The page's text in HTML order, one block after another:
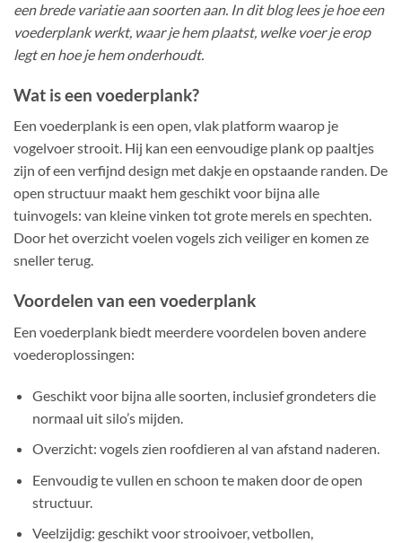
een brede variatie aan soorten aan. In dit blog lees je hoe een
voederplank werkt, waar je hem plaatst, welke voer je erop
legt en hoe je hem onderhoudt.
Wat is een voederplank?
Een voederplank is een open, vlak platform waarop je
vogelvoer strooit. Hij kan een eenvoudige plank op paaltjes
zijn of een verfijnd design met dakje en opstaande randen. De
open structuur maakt hem geschikt voor bijna alle
tuinvogels: van kleine vinken tot grote merels en spechten.
Door het overzicht voelen vogels zich veiliger en komen ze
sneller terug.
Voordelen van een voederplank
Een voederplank biedt meerdere voordelen boven andere
voederoplossingen:
Geschikt voor bijna alle soorten, inclusief grondeters die
normaal uit silo’s mijden.
Overzicht: vogels zien roofdieren al van afstand naderen.
Eenvoudig te vullen en schoon te maken door de open
structuur.
Veelzijdig: geschikt voor strooivoer, vetbollen,